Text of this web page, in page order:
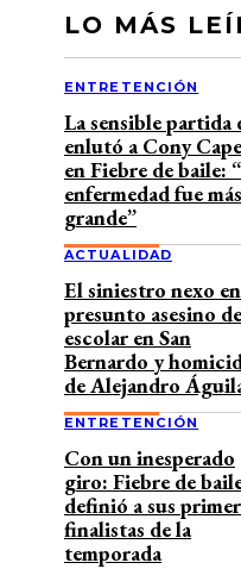
LO MÁS
ENTRETENCIÓN
La sensible partida
enlutó a Cony
en Fiebre de baile:
enfermedad fue más
grande”
ACTUALIDAD
El siniestro nexo
presunto asesino de
escolar en San
Bernardo y
de Alejandro
ENTRETENCIÓN
Con un inesperado
giro: Fiebre de
definió a sus
finalistas de la
temporada